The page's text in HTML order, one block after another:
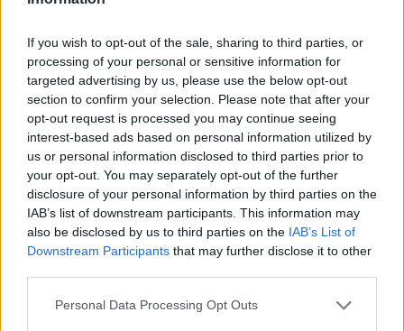
If you wish to opt-out of the sale, sharing to third parties, or
processing of your personal or sensitive information for
targeted advertising by us, please use the below opt-out
section to confirm your selection. Please note that after your
opt-out request is processed you may continue seeing
interest-based ads based on personal information utilized by
us or personal information disclosed to third parties prior to
your opt-out. You may separately opt-out of the further
disclosure of your personal information by third parties on the
IAB’s list of downstream participants. This information may
also be disclosed by us to third parties on the IAB’s List of
Downstream Participants that may further disclose it to other
Personal Data Processing Opt Outs